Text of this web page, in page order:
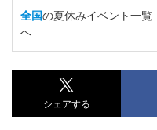
全国の夏休みイベント一覧
へ
シェアする